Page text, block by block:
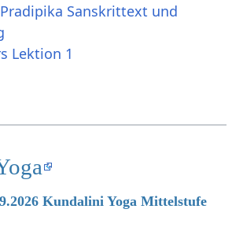
Sanskrittext und
Lektion 1
Kundalini Yoga Mittelstufe